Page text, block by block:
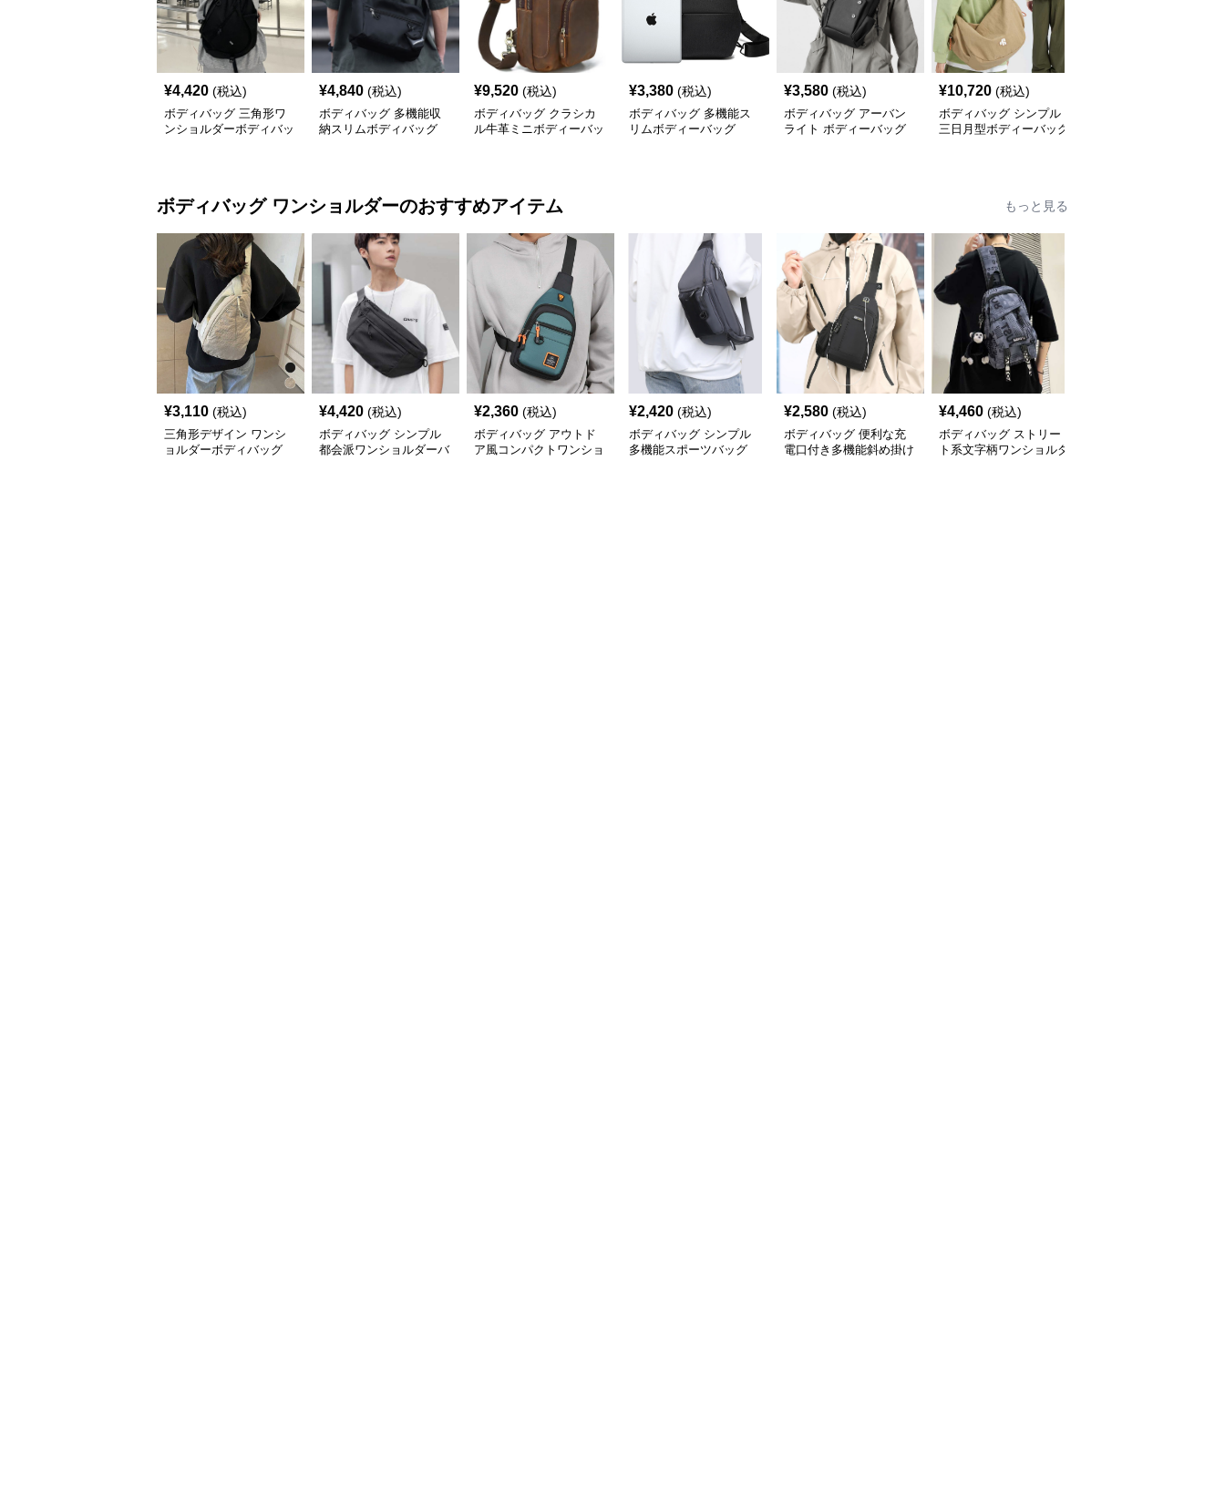
¥4,420 (税込)
ボディバッグ 三角形ワ
ンショルダーボディバッ
¥4,840 (税込)
ボディバッグ 多機能収
納スリムボディバッグ
¥9,520 (税込)
ボディバッグ クラシカ
ル牛革ミニボディーバッ
¥3,380 (税込)
ボディバッグ 多機能ス
リムボディーバッグ
¥3,580 (税込)
ボディバッグ アーバン
ライト ボディーバッグ
¥10,720 (税込)
ボディバッグ シンプル
三日月型ボディーバッグ
ボディバッグ ワンショルダーのおすすめアイテム もっと見る
¥3,110 (税込)
三角形デザイン ワンシ
ョルダーボディバッグ
¥4,420 (税込)
ボディバッグ シンプル
都会派ワンショルダーバ
¥2,360 (税込)
ボディバッグ アウトド
ア風コンパクトワンショ
¥2,420 (税込)
ボディバッグ シンプル
多機能スポーツバッグ
¥2,580 (税込)
ボディバッグ 便利な充
電口付き多機能斜め掛け
¥4,460 (税込)
ボディバッグ ストリー
ト系文字柄ワンショルダ